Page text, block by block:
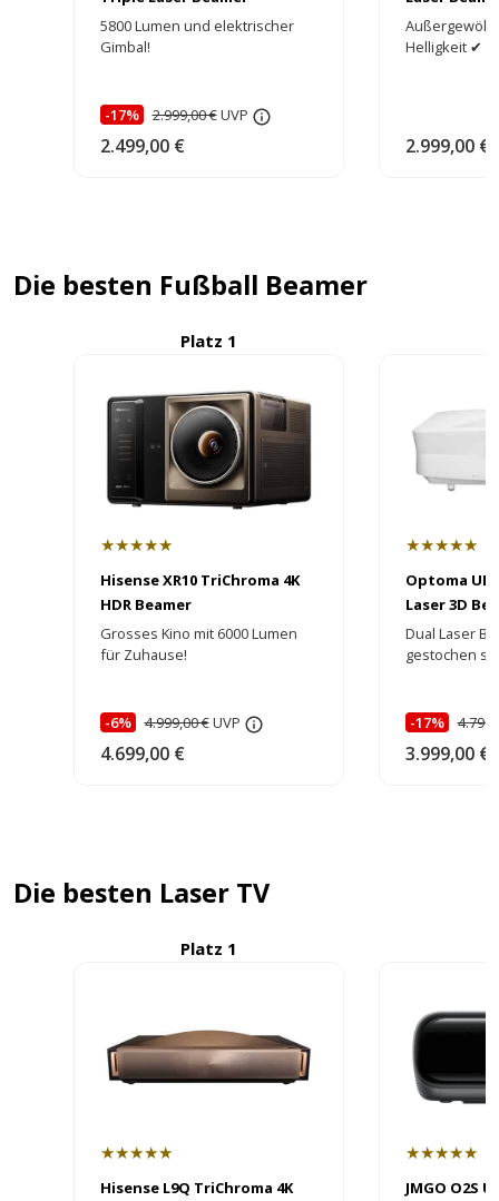
5800 Lumen und elektrischer
Gimbal!
-17% 2.999,00 €UVP
2.499,00 €
Helligkeit ✔
2.999,00 €
Die besten Fußball Beamer
Platz 1
★★★★★
Hisense XR10 TriChroma 4K
HDR Beamer
Grosses Kino mit 6000 Lumen
für Zuhause!
-6% 4.999,00 €UVP
4.699,00 €
★★★★★
Optoma
Laser 3D
Dual Laser
gestochen
-17%
3.999,00 €
Die besten Laser TV
Platz 1
★★★★★
Hisense L9Q TriChroma 4K
★★★★★
JMGO O2S